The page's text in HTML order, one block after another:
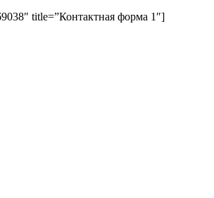
title=”Контактная форма 1″]